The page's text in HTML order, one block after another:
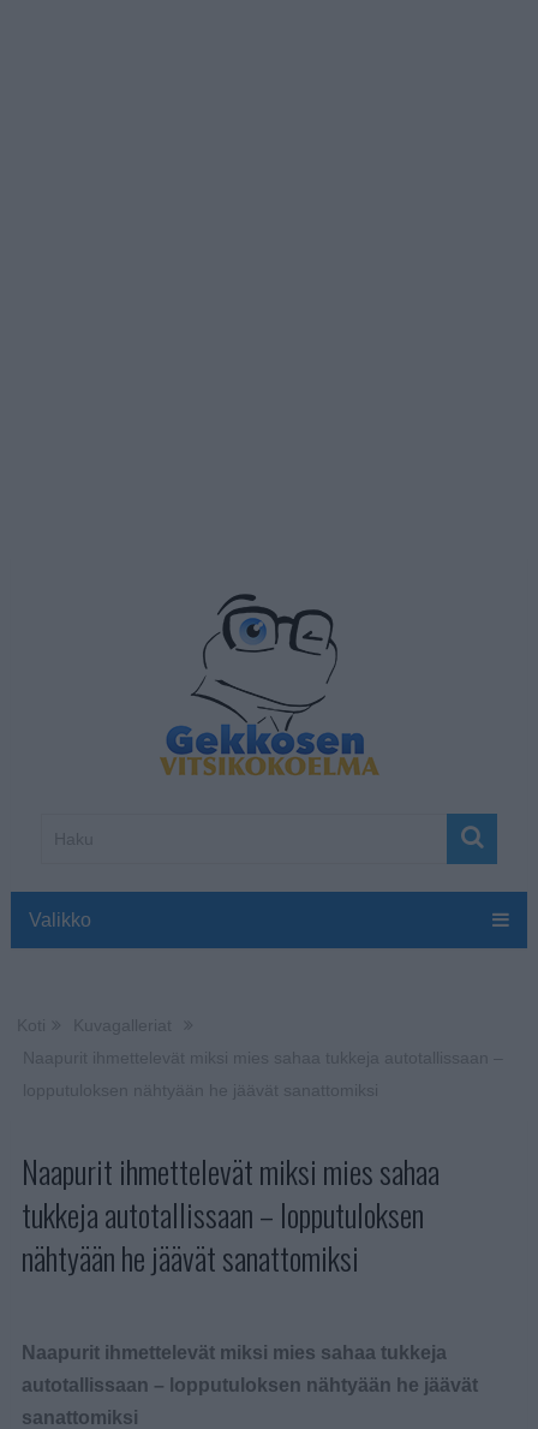
Valikko
Naapurit ihmettelevät miksi mies sahaa
tukkeja autotallissaan – lopputuloksen
nähtyään he jäävät sanattomiksi
Naapurit ihmettelevät miksi mies sahaa tukkeja
autotallissaan – lopputuloksen nähtyään he jäävät
sanattomiksi